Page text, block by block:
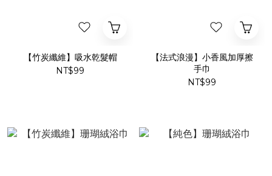
【竹炭纖維】吸水乾髮帽
NT$99
【法式浪漫】小香風加厚擦
手巾
NT$99